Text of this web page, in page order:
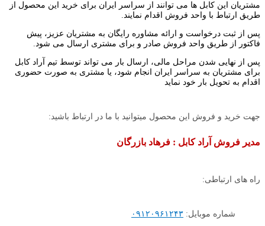
مشتریان این کابل ها می توانند از سراسر ایران برای خرید این محصول از
طریق ارتباط با واحد فروش اقدام نمایند.
پس از ثبت درخواست و ارائه مشاوره رایگان به مشتریان عزیز، پیش
فاکتور از طریق واحد فروش صادر و برای مشتری ارسال می شود.
پس از نهایی شدن مراحل مالی، ارسال بار می تواند توسط تیم آراد کابل
برای مشتریان به سراسر ایران انجام شود، یا مشتری به صورت حضوری
اقدام به تحویل بار خود نماید
جهت خرید و فروش این محصول میتوانید با ما در ارتباط باشید:
مدیر فروش آراد کابل : فرهاد بازرگان
راه های ارتباطی:
شماره موبایل: ۰۹۱۲۰۹۶۱۲۴۳